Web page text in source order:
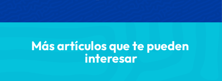
Más artículos que te pueden
interesar